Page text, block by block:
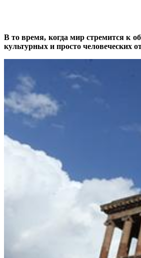
В то время, когда мир стремится к
культурных и просто человеческих